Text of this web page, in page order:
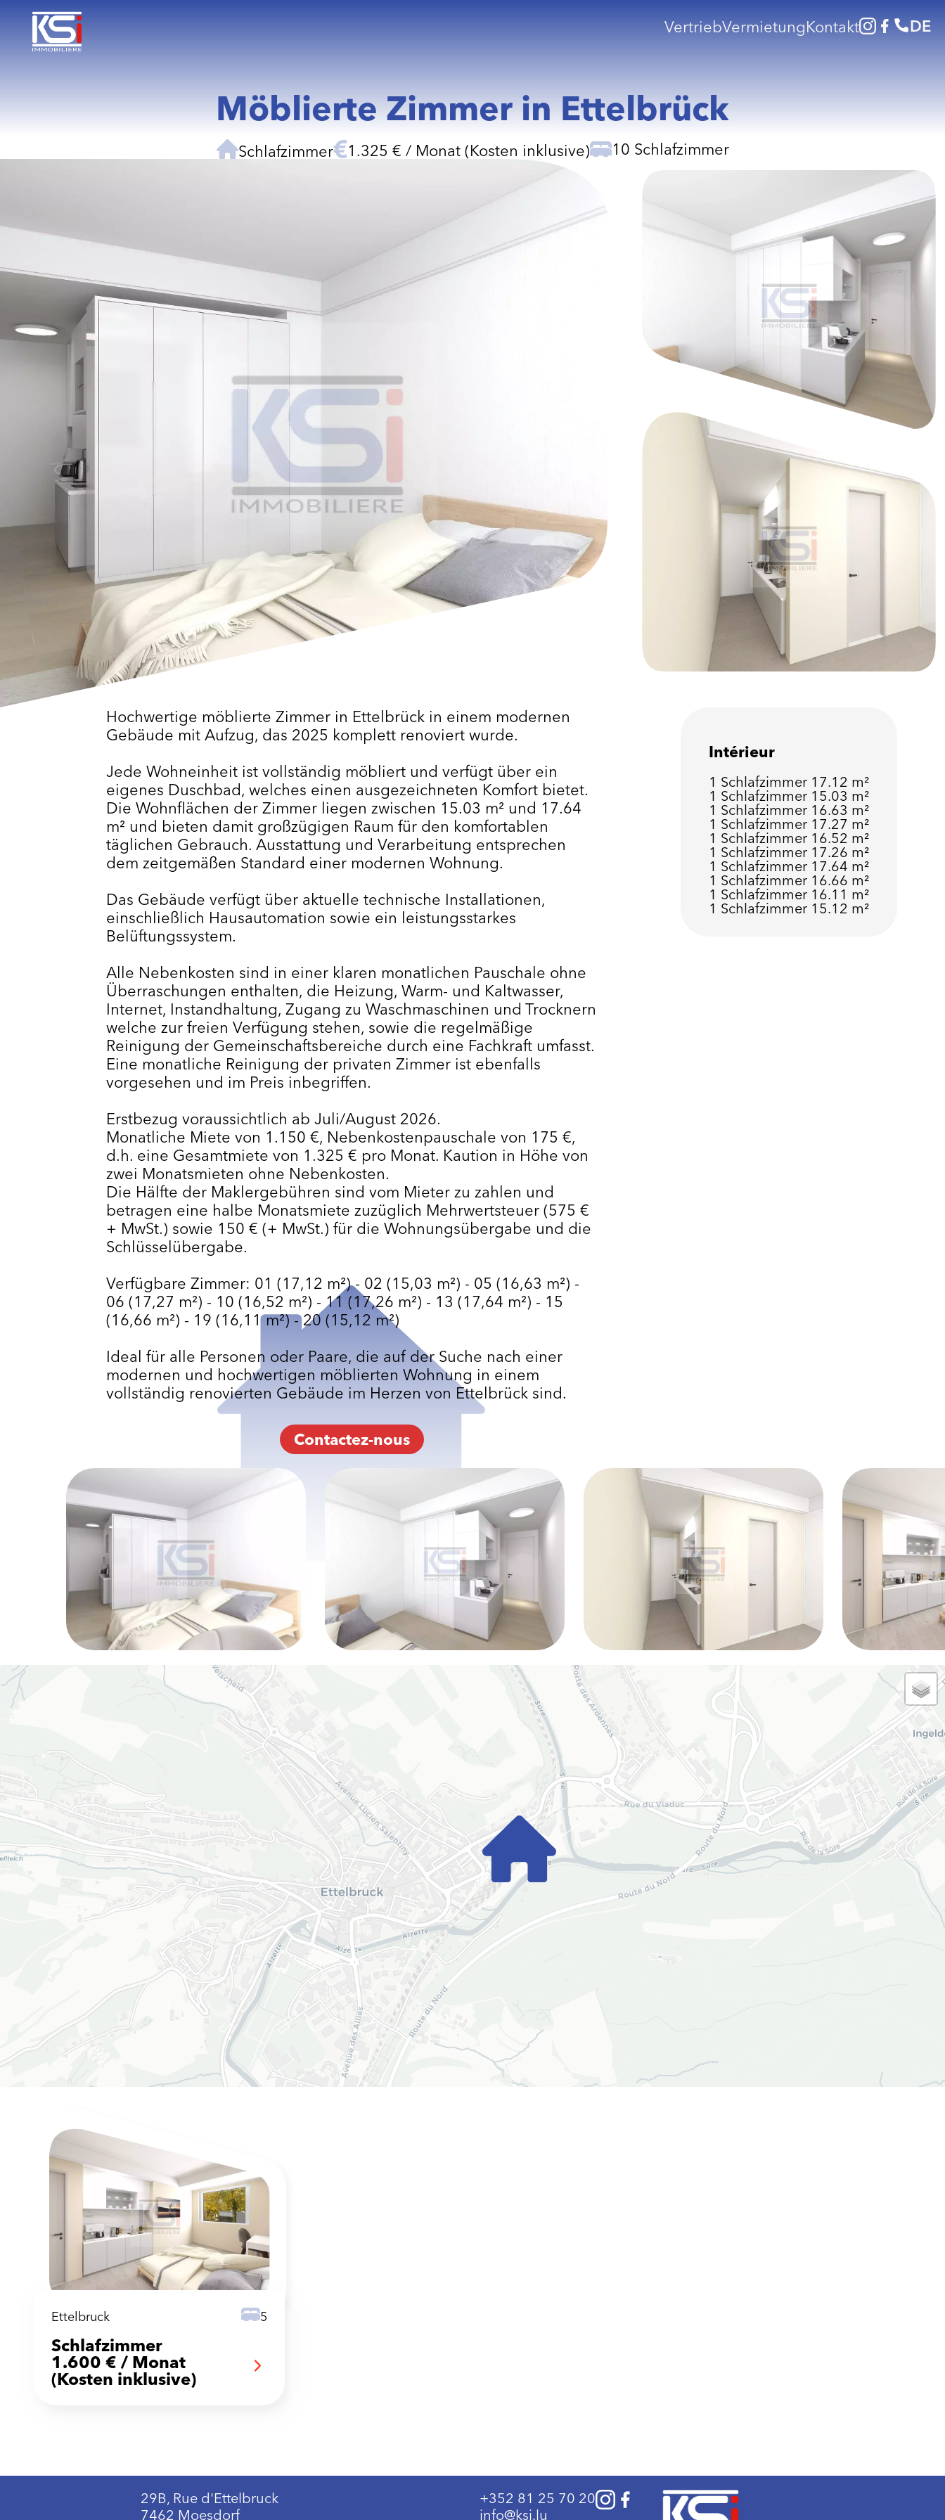
DE
VertriebVermietungKontakt
Möblierte Zimmer in Ettelbrück
Schlafzimmer 1.325 € / Monat (Kosten inklusive) 10 Schlafzimmer
Hochwertige möblierte Zimmer in Ettelbrück in einem modernen
Gebäude mit Aufzug, das 2025 komplett renoviert wurde.
Jede Wohneinheit ist vollständig möbliert und verfügt über ein
eigenes Duschbad, welches einen ausgezeichneten Komfort bietet.
Die Wohnflächen der Zimmer liegen zwischen 15.03 m² und 17.64
m² und bieten damit großzügigen Raum für den komfortablen
täglichen Gebrauch. Ausstattung und Verarbeitung entsprechen
dem zeitgemäßen Standard einer modernen Wohnung.
Das Gebäude verfügt über aktuelle technische Installationen,
einschließlich Hausautomation sowie ein leistungsstarkes
Belüftungssystem.
Alle Nebenkosten sind in einer klaren monatlichen Pauschale ohne
Überraschungen enthalten, die Heizung, Warm- und Kaltwasser,
Internet, Instandhaltung, Zugang zu Waschmaschinen und Trocknern
welche zur freien Verfügung stehen, sowie die regelmäßige
Reinigung der Gemeinschaftsbereiche durch eine Fachkraft umfasst.
Eine monatliche Reinigung der privaten Zimmer ist ebenfalls
vorgesehen und im Preis inbegriffen.
Erstbezug voraussichtlich ab Juli/August 2026.
Monatliche Miete von 1.150 €, Nebenkostenpauschale von 175 €,
d.h. eine Gesamtmiete von 1.325 € pro Monat. Kaution in Höhe von
zwei Monatsmieten ohne Nebenkosten.
Die Hälfte der Maklergebühren sind vom Mieter zu zahlen und
betragen eine halbe Monatsmiete zuzüglich Mehrwertsteuer (575 €
+ MwSt.) sowie 150 € (+ MwSt.) für die Wohnungsübergabe und die
Schlüsselübergabe.
Verfügbare Zimmer: 01 (17,12 m²) - 02 (15,03 m²) - 05 (16,63 m²) -
06 (17,27 m²) - 10 (16,52 m²) - 11 (17,26 m²) - 13 (17,64 m²) - 15
(16,66 m²) - 19 (16,11 m²) - 20 (15,12 m²)
Ideal für alle Personen oder Paare, die auf der Suche nach einer
modernen und hochwertigen möblierten Wohnung in einem
vollständig renovierten Gebäude im Herzen von Ettelbrück sind.
Contactez-nous
Intérieur
1 Schlafzimmer 17.12 m²
1 Schlafzimmer 15.03 m²
1 Schlafzimmer 16.63 m²
1 Schlafzimmer 17.27 m²
1 Schlafzimmer 16.52 m²
1 Schlafzimmer 17.26 m²
1 Schlafzimmer 17.64 m²
1 Schlafzimmer 16.66 m²
1 Schlafzimmer 16.11 m²
1 Schlafzimmer 15.12 m²
Ettelbruck 5
Schlafzimmer
1.600 € / Monat
(Kosten inklusive)
29B, Rue d'Ettelbruck
7462 Moesdorf
+352 81 25 70 20
info@ksi.lu